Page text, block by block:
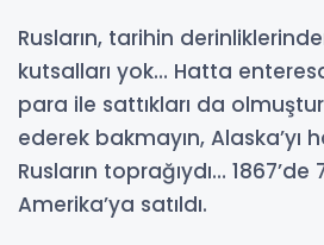
Rusların, tarihin
kutsalları yok… Hatta
para ile sattıkları da
ederek bakmayın, Alaska’yı
Rusların toprağıydı…
Amerika’ya satıldı.